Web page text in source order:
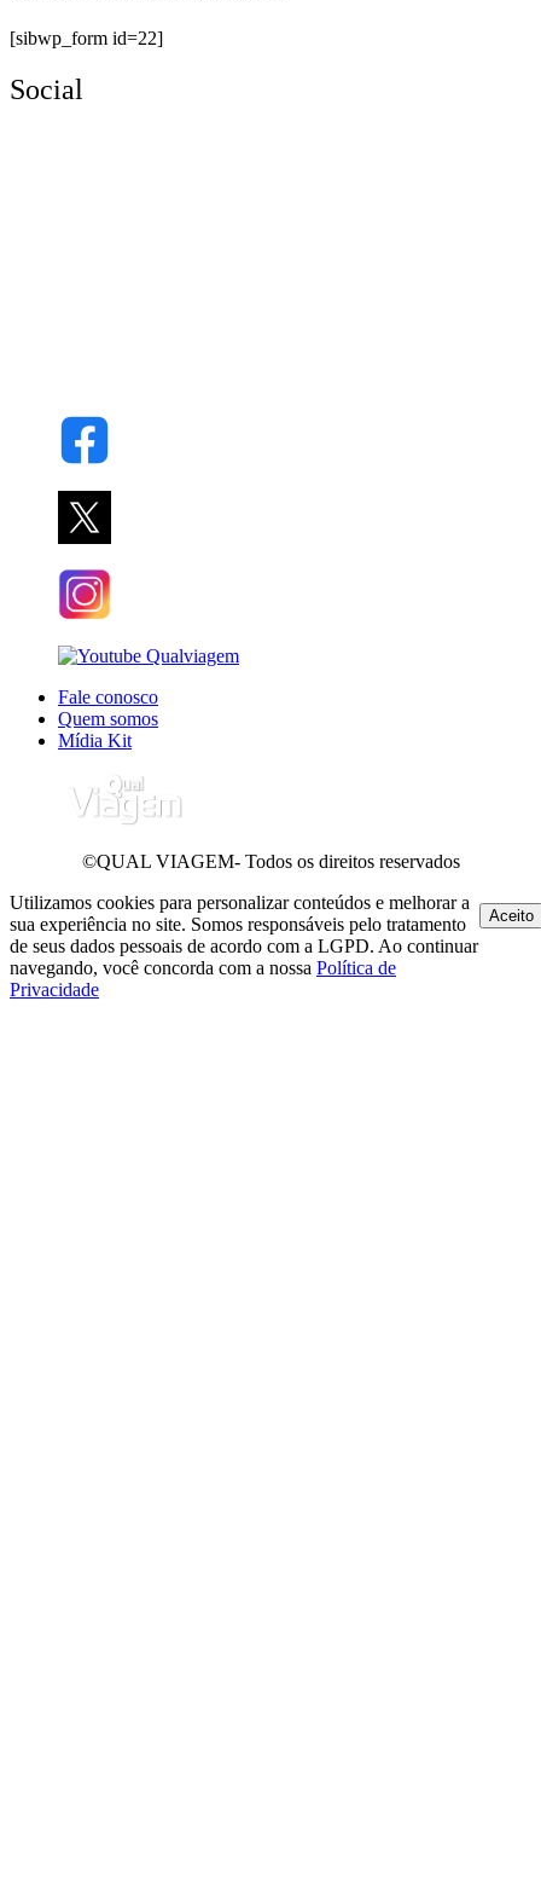
[sibwp_form id=22]
Social
Fale conosco
Quem somos
Mídia Kit
©QUAL VIAGEM- Todos os direitos reservados
Utilizamos cookies para personalizar conteúdos e melhorar a
sua experiência no site. Somos responsáveis pelo tratamento
de seus dados pessoais de acordo com a LGPD. Ao continuar
navegando, você concorda com a nossa Política de
Privacidade
Aceito